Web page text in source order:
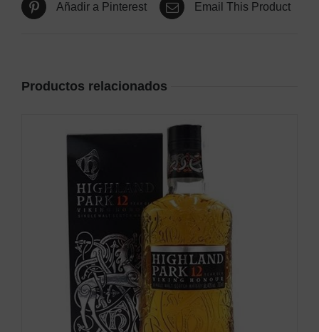
Añadir a Pinterest Email This Product
Productos relacionados